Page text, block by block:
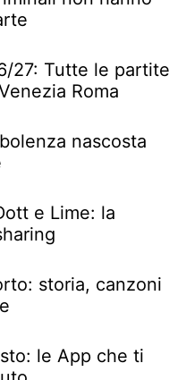
27: Tutte le partite
Roma
nascosta
e Lime: la
storia, canzoni
le App che ti